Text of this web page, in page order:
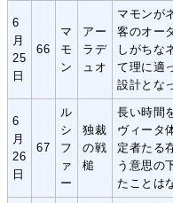
6
月
25
日
66
マ
モ
ン
アー
ラデ
ュオ
マモンが
客のオー
しがちな
て理に適
設計とな
6
月
26
日
67
ル
シ
フ
ァ
ー
独裁
の戦
槌
長い時間
ヴィータ
定者たる
う意思の
たことは